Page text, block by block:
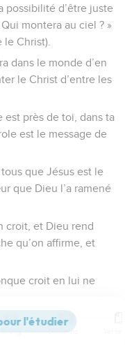
possibilité d’être juste
montera au ciel ? »
le Christ).
dans le monde d’en
le Christ d’entre les
est près de toi, dans ta
est le message de
que Jésus est le
que Dieu l’a ramené
croit, et Dieu rend
qu’on affirme, et
croit en lui ne
les Juifs et les non-
accorde ses biens à
Strong